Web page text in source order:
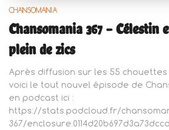
CHANSOMANIA
Chansomania 367 –
plein de zics
Après diffusion sur les 55
voici le tout nouvel épisode de
en podcast ici :
https://stats.podcloud.fr/
367/